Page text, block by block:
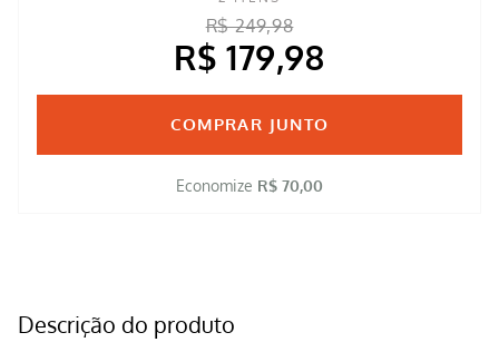
R$ 249,98
R$ 179,98
COMPRAR JUNTO
Economize R$ 70,00
Descrição do produto